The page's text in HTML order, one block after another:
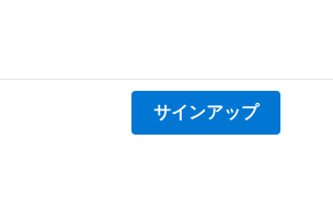
サインアップ